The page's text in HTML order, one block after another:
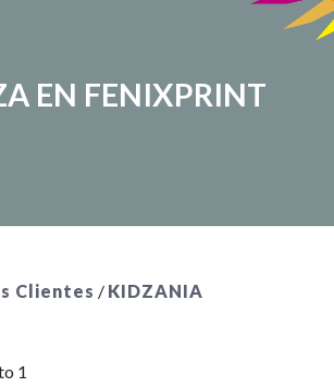
EN FENIXPRINT
Clientes / KIDZANIA